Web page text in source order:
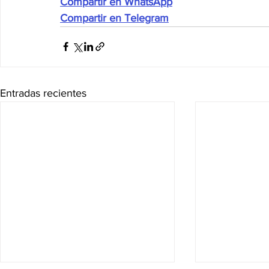
Compartir en Telegram
Entradas recientes